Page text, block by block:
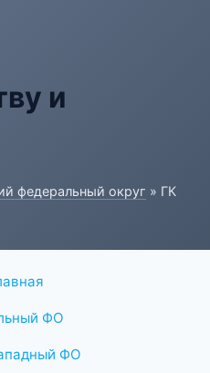
и
федеральный округ » ГК
ФО
ФО